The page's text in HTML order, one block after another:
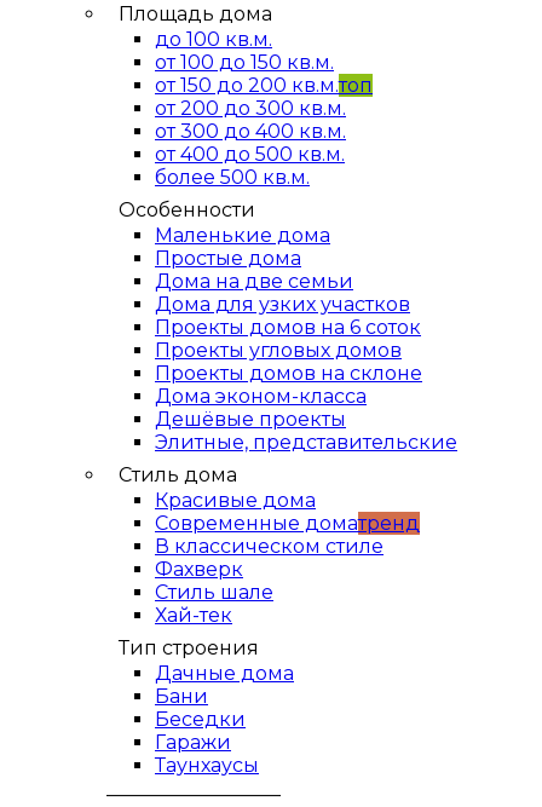
Площадь дома
до 100 кв.м.
от 100 до 150 кв.м.
от 150 до 200 кв.м.топ
от 200 до 300 кв.м.
от 300 до 400 кв.м.
от 400 до 500 кв.м.
более 500 кв.м.
Особенности
Маленькие дома
Простые дома
Дома на две семьи
Дома для узких участков
Проекты домов на 6 соток
Проекты угловых домов
Проекты домов на склоне
Дома эконом-класса
Дешёвые проекты
Элитные, представительские
Стиль дома
Красивые дома
Современные доматренд
В классическом стиле
Фахверк
Стиль шале
Хай-тек
Тип строения
Дачные дома
Бани
Беседки
Гаражи
Таунхаусы